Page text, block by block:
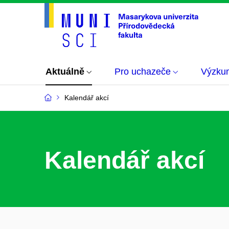
Aktuálně Pro uchazeče
Kalendář akcí
Kalendář akcí